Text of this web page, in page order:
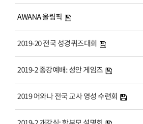
AWANA 올림픽
2019-20 전국 성경퀴즈대회
2019-2 종강예배: 성안 게임즈
2019 어와나 전국 교사 영성 수련회